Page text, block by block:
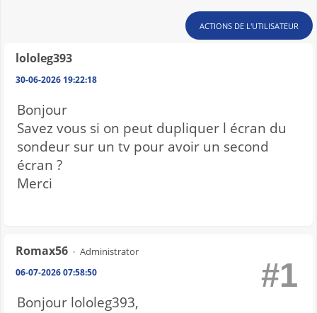
ACTIONS DE L'UTILISATEUR
lololeg393
30-06-2026 19:22:18
Bonjour
Savez vous si on peut dupliquer l écran du
sondeur sur un tv pour avoir un second
écran ?
Merci
Romax56 Administrator
06-07-2026 07:58:50 #1
Bonjour lololeg393,